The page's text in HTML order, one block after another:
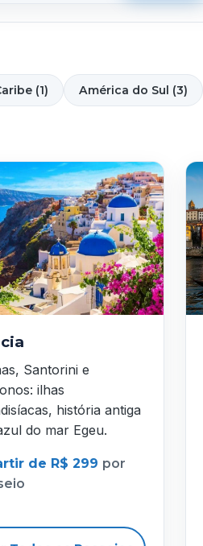
(1) América do Sul (3)
Santorini e
ilhas
história antiga
do mar Egeu.
de R$ 299 por